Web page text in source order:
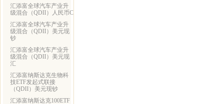
汇添富全球汽车产业升
级混合（QDII）人民币C
汇添富全球汽车产业升
级混合（QDII）美元现
钞
汇添富全球汽车产业升
级混合（QDII）美元现
汇
汇添富纳斯达克生物科
技ETF发起式联接
（QDII）美元现钞
汇添富纳斯达克100ETF